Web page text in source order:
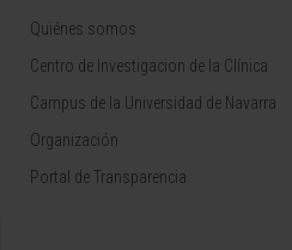
Quiénes somos
Centro de Investigacion de la Clínica
Campus de la Universidad de Navarra
Organización
Portal de Transparencia